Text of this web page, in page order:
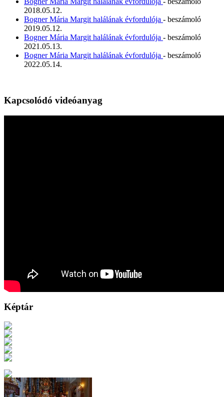
2018.05.12.
Bogner Mária Margit halálának évfordulója - beszámoló
2019.05.12.
Bogner Mária Margit halálának évfordulója - beszámoló
2021.05.13.
Bogner Mária Margit halálának évfordulója - beszámoló
2022.05.14.
Kapcsolódó videóanyag
Képtár